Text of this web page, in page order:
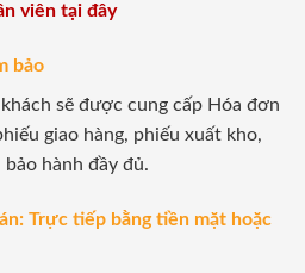
viên tại đây
bảo
sẽ được cung cấp Hóa đơn
giao hàng, phiếu xuất kho,
hành đầy đủ.
Trực tiếp bằng tiền mặt hoặc